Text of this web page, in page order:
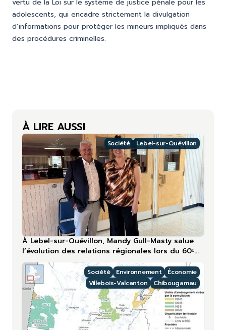
vertu de la Loi sur le système de justice pénale pour les
adolescents, qui encadre strictement la divulgation
d’informations pour protéger les mineurs impliqués dans
des procédures criminelles.
À LIRE AUSSI
Société Lebel-sur-Quévillon
À Lebel-sur-Quévillon, Mandy Gull-Masty salue
l’évolution des relations régionales lors du 60ᵉ
anniversaire
Société Environnement
Économie
Villebois-Valcanton
Chibougamau